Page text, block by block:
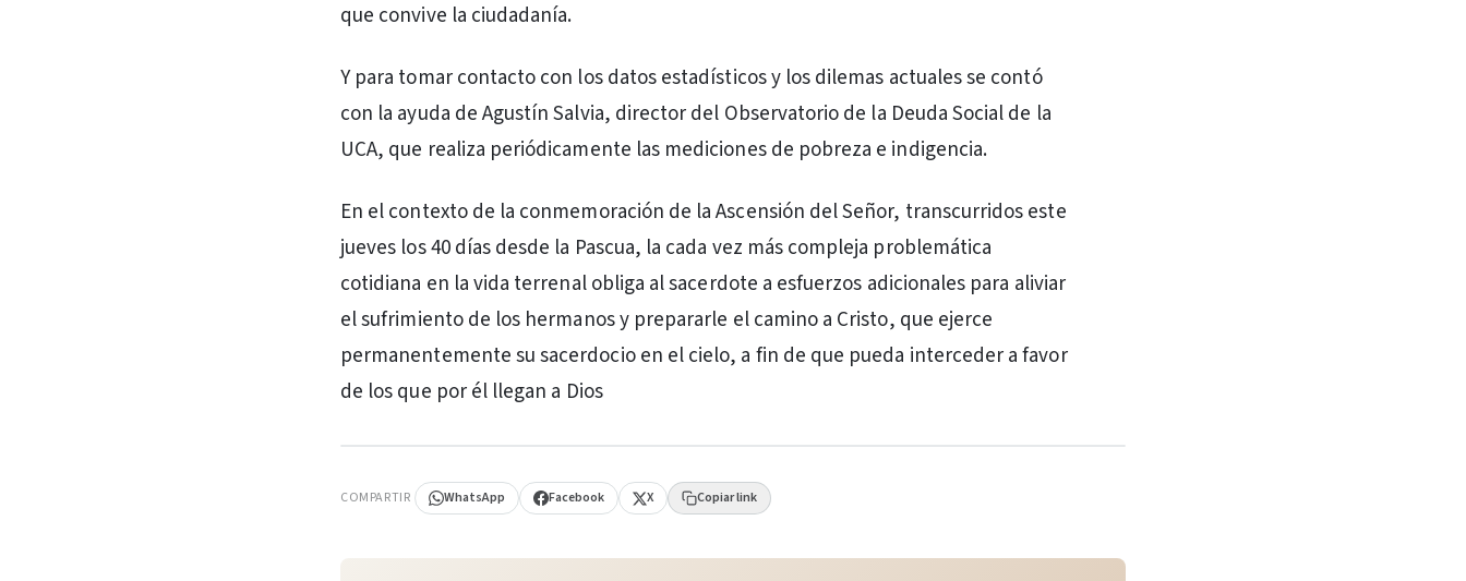
que convive la ciudadanía.
Y para tomar contacto con los datos estadísticos y los dilemas actuales se contó
con la ayuda de Agustín Salvia, director del Observatorio de la Deuda Social de la
UCA, que realiza periódicamente las mediciones de pobreza e indigencia.
En el contexto de la conmemoración de la Ascensión del Señor, transcurridos este
jueves los 40 días desde la Pascua, la cada vez más compleja problemática
cotidiana en la vida terrenal obliga al sacerdote a esfuerzos adicionales para aliviar
el sufrimiento de los hermanos y prepararle el camino a Cristo, que ejerce
permanentemente su sacerdocio en el cielo, a fin de que pueda interceder a favor
de los que por él llegan a Dios
COMPARTIR WhatsApp Facebook X Copiar link